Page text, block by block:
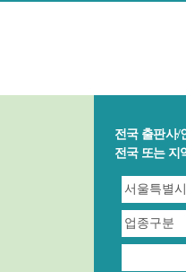
전국 출판사/
전국 또는 지